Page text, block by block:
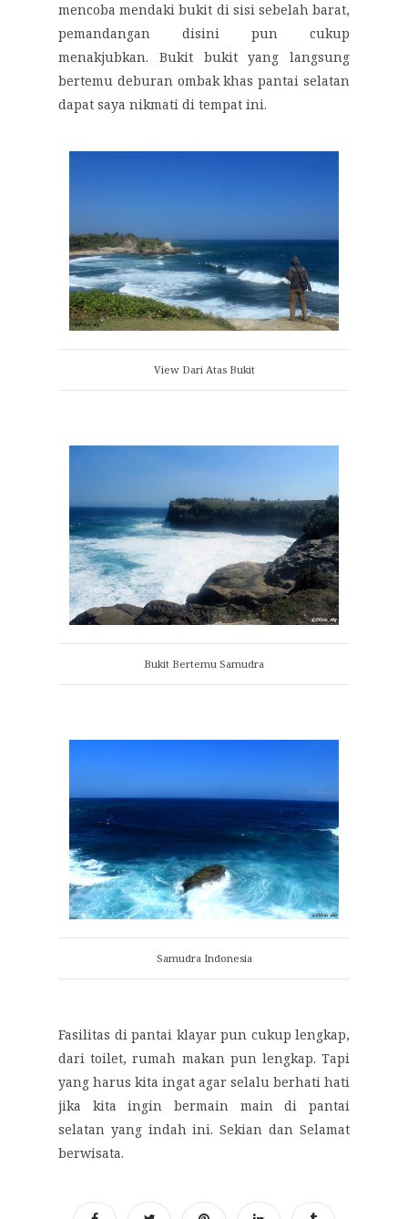
mencoba mendaki bukit di sisi sebelah barat,
pemandangan disini pun cukup
menakjubkan. Bukit bukit yang langsung
bertemu deburan ombak khas pantai selatan
dapat saya nikmati di tempat ini.
View Dari Atas Bukit
Bukit Bertemu Samudra
Samudra Indonesia
Fasilitas di pantai klayar pun cukup lengkap,
dari toilet, rumah makan pun lengkap. Tapi
yang harus kita ingat agar selalu berhati hati
jika kita ingin bermain main di pantai
selatan yang indah ini. Sekian dan Selamat
berwisata.